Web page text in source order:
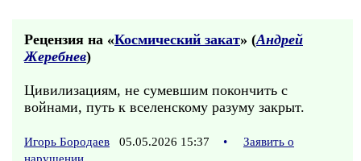
Рецензия на «Космический закат» (Андрей
Жеребнев)
Цивилизациям, не сумевшим покончить с
войнами, путь к вселенскому разуму закрыт.
Игорь Бородаев 05.05.2026 15:37 •
Заявить о